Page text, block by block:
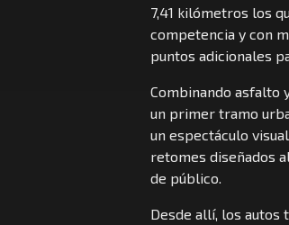
7,41 kilómetros los
competencia y con
puntos adicionales
Combinando asfalto
un primer tramo
un espectáculo
retomes diseñados
de público.
Desde allí, los autos